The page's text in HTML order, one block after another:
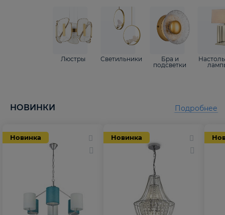
Люстры Светильники
Бра и
подсветки
НОВИНКИ
Новинка Новинка
Подробнее